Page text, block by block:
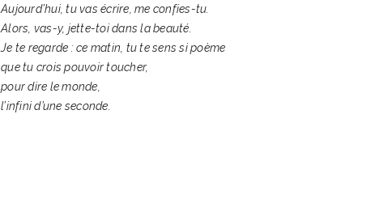
Aujourd’hui, tu vas écrire, me confies-tu.
Alors, vas-y, jette-toi dans la beauté.
Je te regarde : ce matin, tu te sens si poème
que tu crois pouvoir toucher,
pour dire le monde,
l’infini d’une seconde.